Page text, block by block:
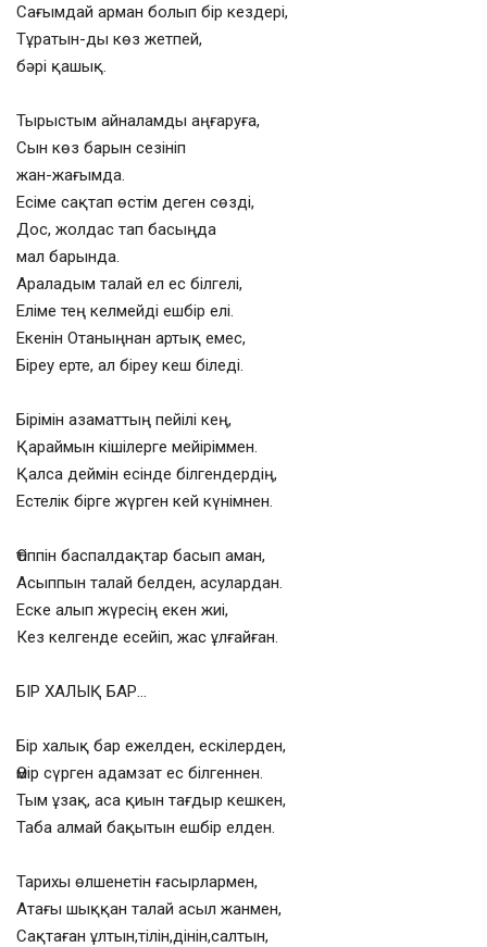
Сағымдай арман болып бір кездері,
Тұратын-ды көз жетпей,
бәрі қашық.
Тырыстым айналамды аңғаруға,
Сын көз барын сезініп
жан-жағымда.
Есіме сақтап өстім деген сөзді,
Дос, жолдас тап басыңда
мал барында.
Араладым талай ел ес білгелі,
Еліме тең келмейді ешбір елі.
Екенін Отаныңнан артық емес,
Біреу ерте, ал біреу кеш біледі.
Бірімін азаматтың пейілі кең,
Қараймын кішілерге мейіріммен.
Қалса деймін есінде білгендердің,
Естелік бірге жүрген кей күнімнен.
Өтіппін баспалдақтар басып аман,
Асыппын талай белден, асулардан.
Еске алып жүресің екен жиі,
Кез келгенде есейіп, жас ұлғайған.
БІР ХАЛЫҚ БАР…
Бір халық бар ежелден, ескілерден,
Өмір сүрген адамзат ес білгеннен.
Тым ұзақ, аса қиын тағдыр кешкен,
Таба алмай бақытын ешбір елден.
Тарихы өлшенетін ғасырлармен,
Атағы шыққан талай асыл жанмен,
Сақтаған ұлтын,тілін,дінін,салтын,